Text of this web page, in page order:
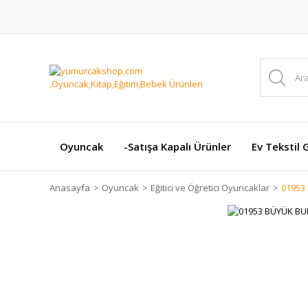
Oyuncak -Satışa Kapalı Ürünler Ev Tekstil
Anasayfa Oyuncak Eğitici ve Öğretici Oyuncaklar 01953